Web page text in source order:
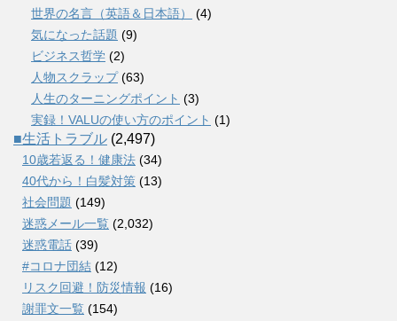
世界の名言（英語＆日本語）
(4)
気になった話題 (9)
ビジネス哲学 (2)
人物スクラップ(63)
人生のターニングポイント (3)
実録！VALUの使い方のポイント (1)
■生活トラブル (2,497)
10歳若返る！健康法 (34)
40代から！白髪対策 (13)
社会問題 (149)
迷惑メール一覧 (2,032)
迷惑電話 (39)
#コロナ団結 (12)
リスク回避！防災情報 (16)
謝罪文一覧 (154)